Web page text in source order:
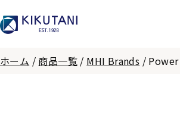
ホーム / 商品一覧 / MHI Brands /